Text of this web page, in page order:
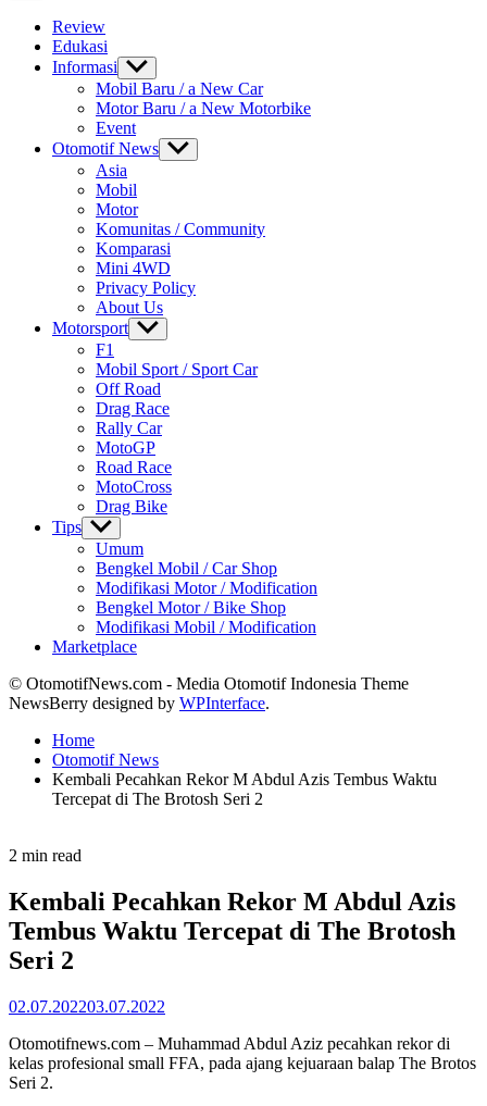
Review
Edukasi
Informasi Show
sub
menu
Mobil Baru / a New Car
Motor Baru / a New Motorbike
Event
Otomotif News Show
sub
Asia
Mobil
Motor
Komunitas / Community
Komparasi
Mini 4WD
Privacy Policy
About Us
Motorsport Show
sub
menu
F1
Mobil Sport / Sport Car
Off Road
Drag Race
Rally Car
MotoGP
Road Race
MotoCross
Drag Bike
Tips Show
sub
menu
Umum
Bengkel Mobil / Car Shop
Modifikasi Motor / Modification
Bengkel Motor / Bike Shop
Modifikasi Mobil / Modification
Marketplace
© OtomotifNews.com - Media Otomotif Indonesia Theme
NewsBerry designed by WPInterface.
Home
Otomotif News
Kembali Pecahkan Rekor M Abdul Azis Tembus Waktu
Tercepat di The Brotosh Seri 2
Estimated
time
2 min read
Kembali Pecahkan Rekor M Abdul Azis
Tembus Waktu Tercepat di The Brotosh
Seri 2
02.07.202203.07.2022
Otomotifnews.com – Muhammad Abdul Aziz pecahkan rekor di
kelas profesional small FFA, pada ajang kejuaraan balap The Brotos
Seri 2.